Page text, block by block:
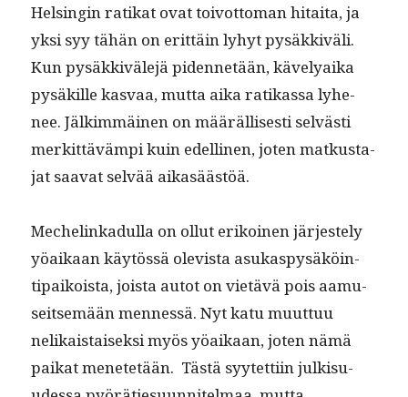
Helsin­gin ratikat ovat toiv­ot­toman hitai­ta, ja
yksi syy tähän on erit­täin lyhyt pysäkkiväli.
Kun pysäkkiväle­jä piden­netään, kävelyai­ka
pysäkille kas­vaa, mut­ta aika ratikas­sa lyhe­
nee. Jälkim­mäi­nen on määräl­lis­es­ti selvästi
merkit­tävämpi kuin edelli­nen, joten matkus­ta­
jat saa­vat selvää aikasäästöä.
Meche­linkadul­la on ollut erikoinen jär­jeste­ly
yöaikaan käytössä ole­vista asukaspysäköin­
tipaikoista, joista autot on vietävä pois aamu­
seit­semään men­nessä. Nyt katu muut­tuu
nelikaistaisek­si myös yöaikaan, joten nämä
paikat menetetään. Tästä syytet­ti­in julk­isu­